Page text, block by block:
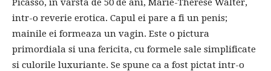
Picasso, in varsta de 50 de ani, Marie-Therese Walter,
intr-o reverie erotica. Capul ei pare a fi un penis;
mainile ei formeaza un vagin. Este o pictura
primordiala si una fericita, cu formele sale simplificate
si culorile luxuriante. Se spune ca a fost pictat intr-o